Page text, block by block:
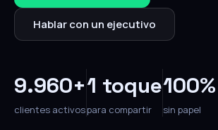
Hablar con un ejecutivo
9.960+
clientes activos
1 toque
para compartir
100%
sin papel